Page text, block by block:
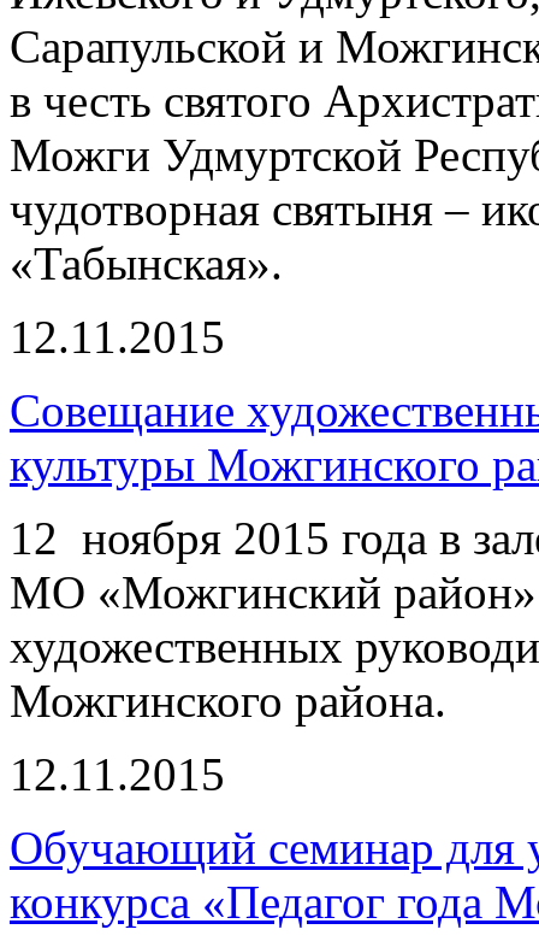
Сарапульской и
в честь святого
Можги Удмуртской
чудотворная святыня –
«Табынская».
12.11.2015
Совещание
культуры Можгинского
12 ноября 2015 года в
МО «Можгинский
художественных
Можгинского района.
12.11.2015
Обучающий семинар для
конкурса «Педагог года